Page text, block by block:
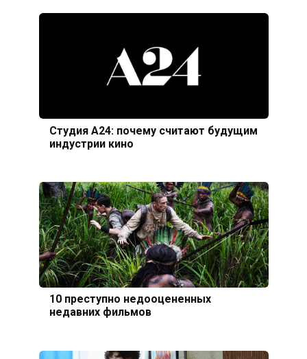
Студия А24: почему считают будущим
индустрии кино
10 преступно недооцененных
недавних фильмов